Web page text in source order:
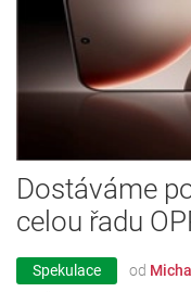
Dostáváme
celou řadu
Spekulace od